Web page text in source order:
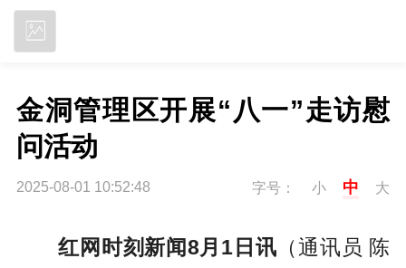
金洞管理区开展“八一”走访慰
问活动
2025-08-01 10:52:48 字号： 小 中 大
红网时刻新闻8月1日讯 （通讯员 陈